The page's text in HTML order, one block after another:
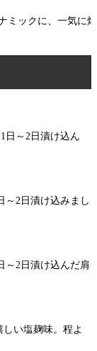
ミックに、一気に焼
日～2日漬け込ん
～2日漬け込みまし
～2日漬け込んだ肩
い塩麹味。程よ